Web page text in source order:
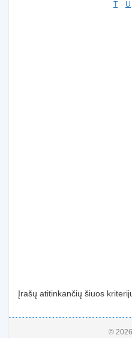
T
U
Įrašų atitinkančių šiuos
©